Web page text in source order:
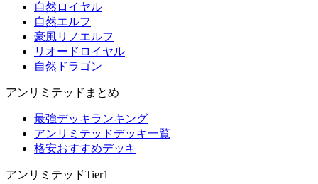
自然ロイヤル
自然エルフ
豪風リノエルフ
リオードロイヤル
自然ドラゴン
アンリミテッドまとめ
最強デッキランキング
アンリミテッドデッキ一覧
格安おすすめデッキ
アンリミテッドTier1